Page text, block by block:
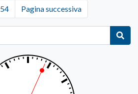
54 Pagina successiva